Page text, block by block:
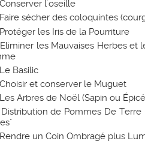
Conserver l'oseille
Faire sécher des coloquintes
Protéger les Iris de la Pourriture
Eliminer les Mauvaises Herbes et
Le Basilic
Choisir et conserver le Muguet
Les Arbres de Noël (Sapin ou
Distribution de Pommes De
Rendre un Coin Ombragé plus